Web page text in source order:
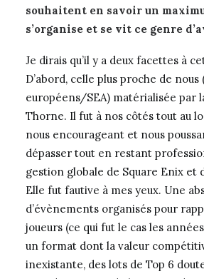
souhaitent en savoir un
s’organise et se vit ce genre
Je dirais qu’il y a deux facettes à
D’abord, celle plus proche de nous
européens/SEA) matérialisée par
Thorne. Il fut à nos côtés tout au
nous encourageant et nous
dépasser tout en restant
gestion globale de Square Enix et
Elle fut fautive à mes yeux. Une
d’évènements organisés pour
joueurs (ce qui fut le cas les
un format dont la valeur
inexistante, des lots de Top 6